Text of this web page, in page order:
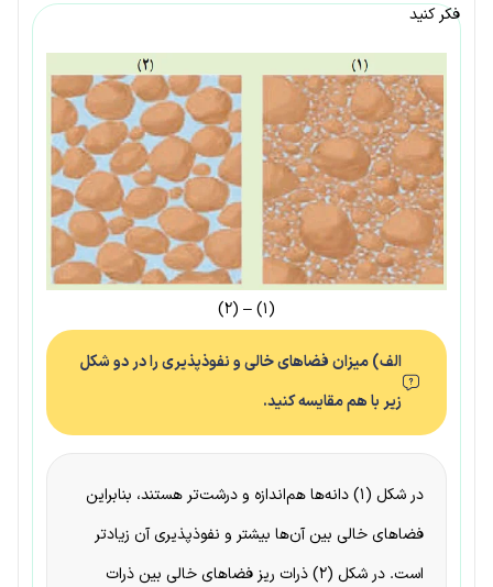
فکر کنید
(۱) – (۲)
الف) میزان فضاهای خالی و نفوذپذیری را در دو شکل
زیر با هم مقایسه کنید.
در شکل (۱) دانه‌ها هم‌اندازه و درشت‌تر هستند، بنابراین
فضاهای خالی بین آن‌ها بیشتر و نفوذپذیری آن زیادتر
است. در شکل (۲) ذرات ریز فضاهای خالی بین ذرات